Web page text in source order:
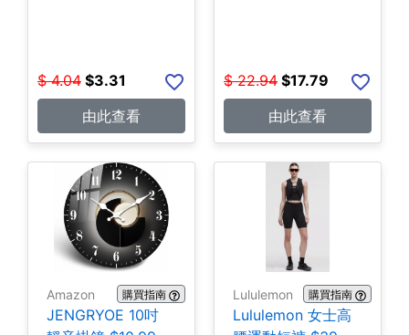
$ 4.04 $3.31
由此查看
$ 22.94 $17.79
由此查看
Amazon 購買指南
JENGRYOE 10吋
Lululemon 購買指南
Lululemon 女士高